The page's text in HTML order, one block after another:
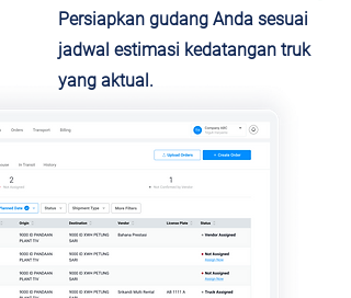
Persiapkan gudang Anda sesuai
jadwal estimasi kedatangan truk
yang aktual.